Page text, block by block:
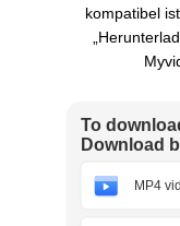
kompatibel